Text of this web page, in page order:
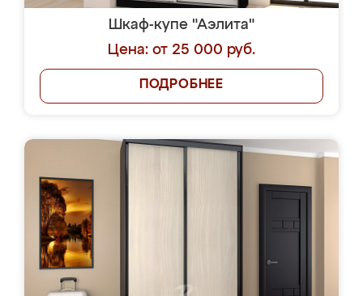
Шкаф-купе "Аэлита"
Цена: от 25 000 руб.
ПОДРОБНЕЕ